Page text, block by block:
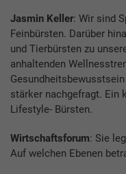
Jasmin Keller: Wir sind
Feinbürsten. Darüber
und Tierbürsten zu
anhaltenden
stärker nachgefragt. Ein
Lifestyle- Bürsten.
Wirtschaftsforum: Sie
Auf welchen Ebenen